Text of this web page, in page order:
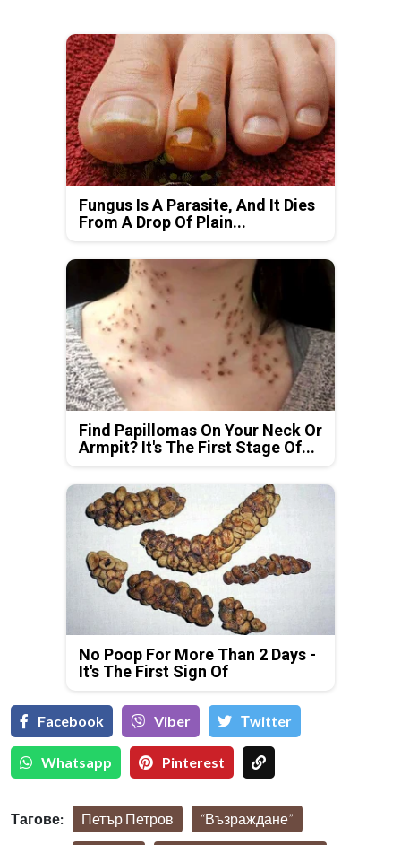
Fungus Is A Parasite, And It Dies
From A Drop Of Plain...
Find Papillomas On Your Neck Or
Armpit? It's The First Stage Of...
No Poop For More Than 2 Days -
It's The First Sign Of
Facebook Viber Тwitter
Whatsapp Pinterest
Тагове: Петър Петров “Възраждане”